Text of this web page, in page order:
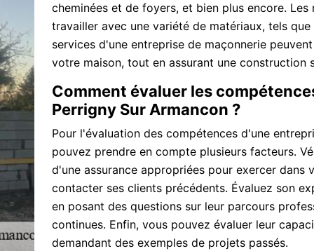
cheminées et de foyers, et bien plus encore.
travailler avec une variété de matériaux, tels
services d'une entreprise de maçonnerie
votre maison, tout en assurant une construction
Comment évaluer les
Perrigny Sur Armancon ?
Pour l'évaluation des compétences d'une
pouvez prendre en compte plusieurs facteurs.
d'une assurance appropriées pour exercer dans
contacter ses clients précédents. Évaluez son
en posant des questions sur leur parcours
continues. Enfin, vous pouvez évaluer leur
demandant des exemples de projets passés.